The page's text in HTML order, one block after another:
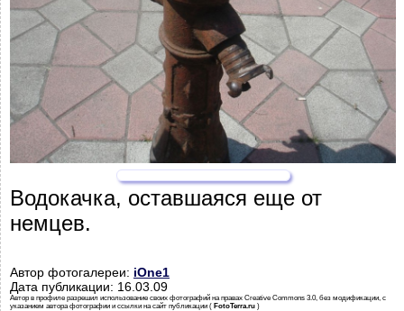
Водокачка, оставшаяся еще от
немцев.
Автор фотогалереи: iOne1
Дата публикации: 16.03.09
Автор в профиле разрешил использование своих фотографий на правах Creative Commons 3.0, без модификации, с
указанием автора фотографии и ссылки на сайт публикации ( FotoTerra.ru )